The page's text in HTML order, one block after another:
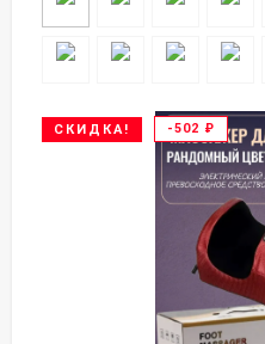
СКИДКА! -502 ₽